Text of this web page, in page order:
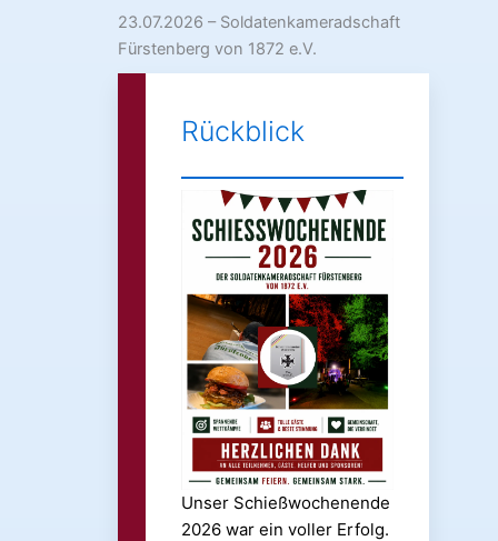
23.07.2026 – Soldatenkameradschaft
Fürstenberg von 1872 e.V.
Rückblick
Unser Schießwochenende
2026 war ein voller Erfolg.